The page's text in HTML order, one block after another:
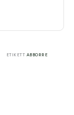
ETIKETT ABBORRE